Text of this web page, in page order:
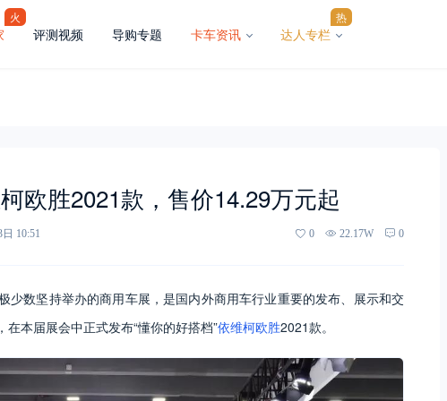
火
评测视频 导购专题 卡车资讯 达人专栏
热
欧胜2021款，售价14.29万元起
10:51 0 22.17W 0
少数坚持举办的商用车展，是国内外商用车行业重要的发布、展示和交
，在本届展会中正式发布“懂你的好搭档”依维柯欧胜2021款。